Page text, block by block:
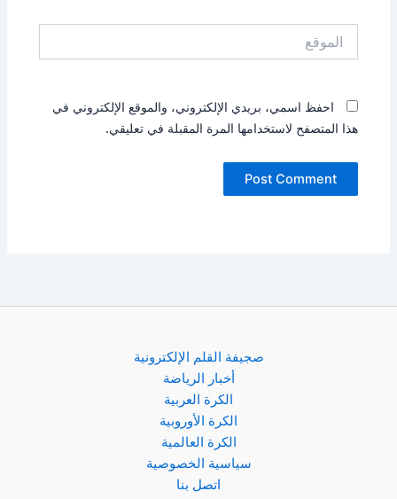
احفظ اسمي، بريدي الإلكتروني، والموقع الإلكتروني في
هذا المتصفح لاستخدامها المرة المقبلة في تعليقي.
صجيفة القلم الإلكترونية
أخبار الرياضة
الكرة العربية
الكرة الأوروبية
الكرة العالمية
سياسية الخصوصية
اتصل بنا